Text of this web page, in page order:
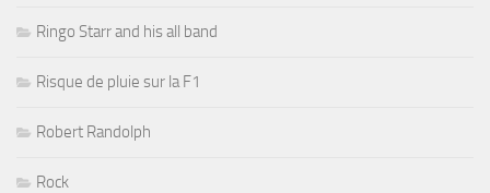
Ringo Starr and his all band
Risque de pluie sur la F1
Robert Randolph
Rock